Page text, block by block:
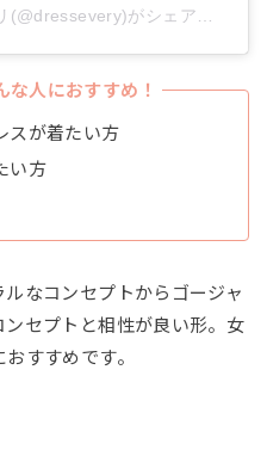
DRESS EVERY | ドレスエブリ(@dressevery)がシェアした投稿
な人におすすめ！
スが着たい方
い方
なコンセプトからゴージャ
セプトと相性が良い形。女
すすめです。